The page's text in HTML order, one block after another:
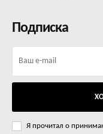
Подписка
Я прочитал о